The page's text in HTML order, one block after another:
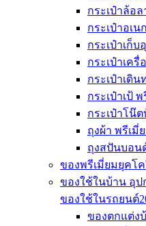
กระเป๋าล้อ
กระเป๋าอเ
กระเป๋าเก็
กระเป๋าเครื่
กระเป๋าเดิน
กระเป๋าเป้ พ
กระเป๋าโน๊
ถุงผ้า พรีเมี่
ถุงสปันบอน
ของพรีเมี่ยมยุคโค
ของใช้ในบ้าน อุ
ของใช้ในรถยนต์
ของตกแต่ง